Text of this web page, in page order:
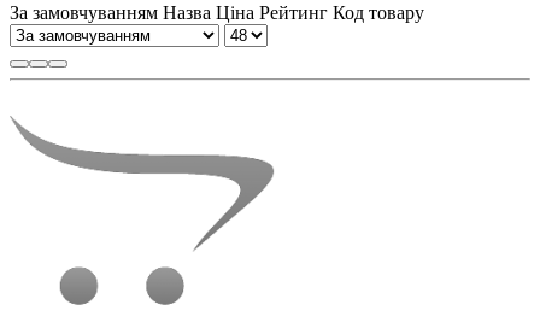
За замовчуванням Назва Ціна Рейтинг Код товару